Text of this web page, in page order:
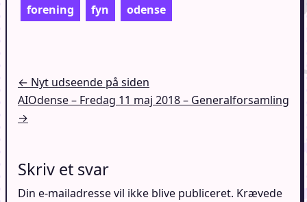
forening fyn odense
Indlægsnavigation
← Nyt udseende på siden
AIOdense – Fredag 11 maj 2018 – Generalforsamling
→
Skriv et svar
Din e-mailadresse vil ikke blive publiceret. Krævede